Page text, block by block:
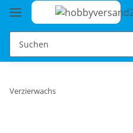
Verzierwachs